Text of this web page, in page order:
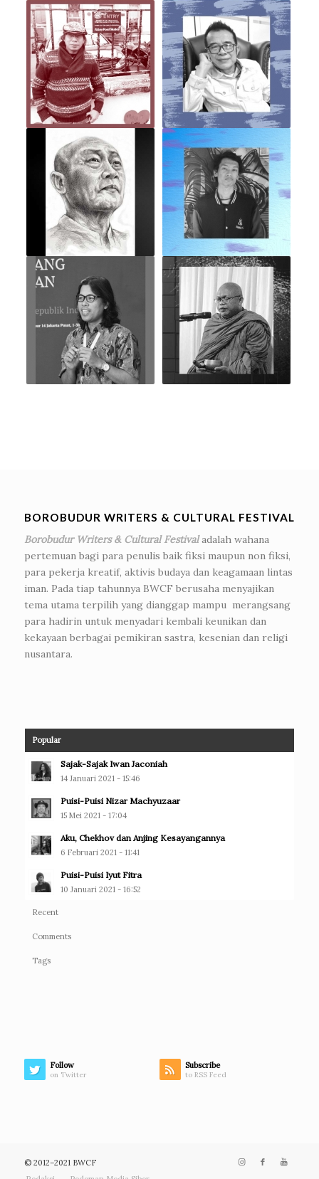
BOROBUDUR WRITERS & CULTURAL FESTIVAL
Borobudur Writers & Cultural Festivaladalah wahana
pertemuan bagi para penulis baik fiksi maupun non fiksi,
para pekerja kreatif, aktivis budaya dan keagamaan lintas
iman. Pada tiap tahunnya BWCF berusaha menyajikan
tema utama terpilih yang dianggap mampu merangsang
para hadirin untuk menyadari kembali keunikan dan
kekayaan berbagai pemikiran sastra, kesenian dan religi
nusantara.
Popular
Sajak-Sajak Iwan Jaconiah
14 Januari 2021 - 15:46
Puisi-Puisi Nizar Machyuzaar
15 Mei 2021 - 17:04
Aku, Chekhov dan Anjing Kesayangannya
6 Februari 2021 - 11:41
Puisi-Puisi Iyut Fitra
10 Januari 2021 - 16:52
Recent
Comments
Tags
Follow
on Twitter
Subscribe
to RSS Feed
© 2012–2021 BWCF